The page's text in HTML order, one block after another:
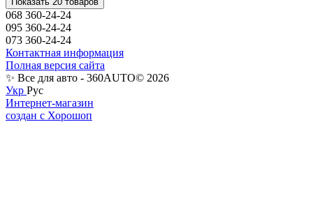
068 360-24-24
095 360-24-24
073 360-24-24
Контактная информация
Полная версия сайта
✨ Все для авто - 360AUTO© 2026
Укр Рус
Интернет-магазин
создан с Хорошоп